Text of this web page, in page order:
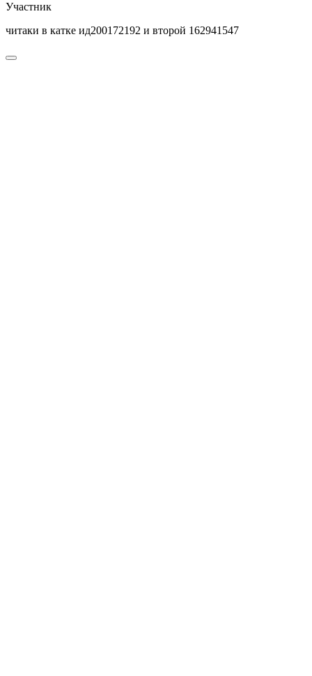
Участник
читаки в катке ид200172192 и второй 162941547